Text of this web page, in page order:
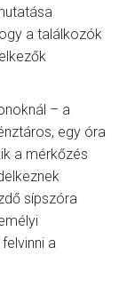
a találkozók
– a
egy óra
a mérkőzés
sípszóra
a